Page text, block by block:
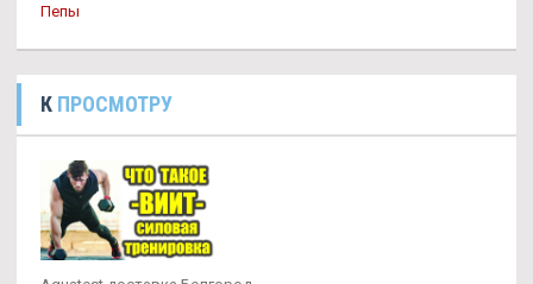
Пепы
К ПРОСМОТРУ